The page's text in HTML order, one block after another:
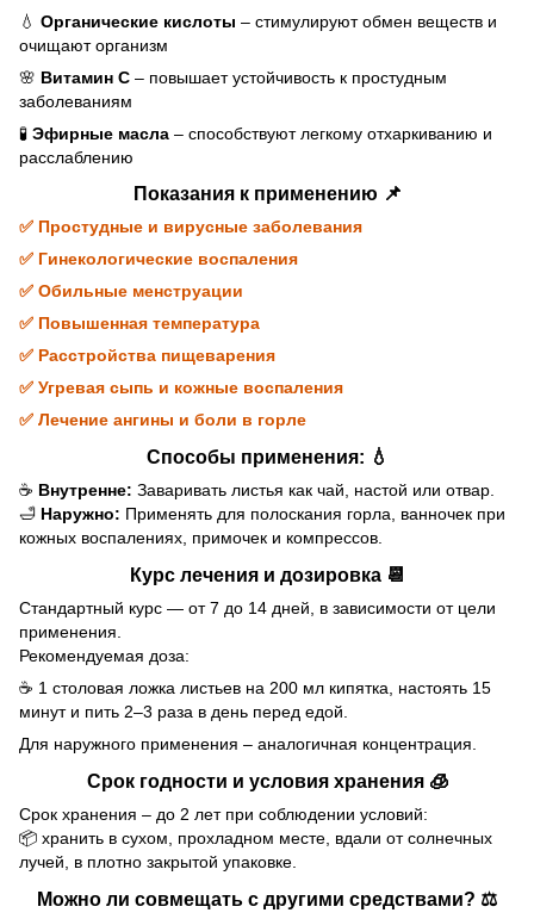
💧 Органические кислоты – стимулируют обмен веществ и
очищают организм
🌸 Витамин С – повышает устойчивость к простудным
заболеваниям
🧪 Эфирные масла – способствуют легкому отхаркиванию и
расслаблению
Показания к применению 📌
✅ Простудные и вирусные заболевания
✅ Гинекологические воспаления
✅ Обильные менструации
✅ Повышенная температура
✅ Расстройства пищеварения
✅ Угревая сыпь и кожные воспаления
✅ Лечение ангины и боли в горле
Способы применения: 💧
☕ Внутренне: Заваривать листья как чай, настой или отвар.
🛁 Наружно: Применять для полоскания горла, ванночек при
кожных воспалениях, примочек и компрессов.
Курс лечения и дозировка 📆
Стандартный курс — от 7 до 14 дней, в зависимости от цели
применения.
Рекомендуемая доза:
☕ 1 столовая ложка листьев на 200 мл кипятка, настоять 15
минут и пить 2–3 раза в день перед едой.
Для наружного применения – аналогичная концентрация.
Срок годности и условия хранения 🧊
Срок хранения – до 2 лет при соблюдении условий:
📦 хранить в сухом, прохладном месте, вдали от солнечных
лучей, в плотно закрытой упаковке.
Можно ли совмещать с другими средствами? ⚖️